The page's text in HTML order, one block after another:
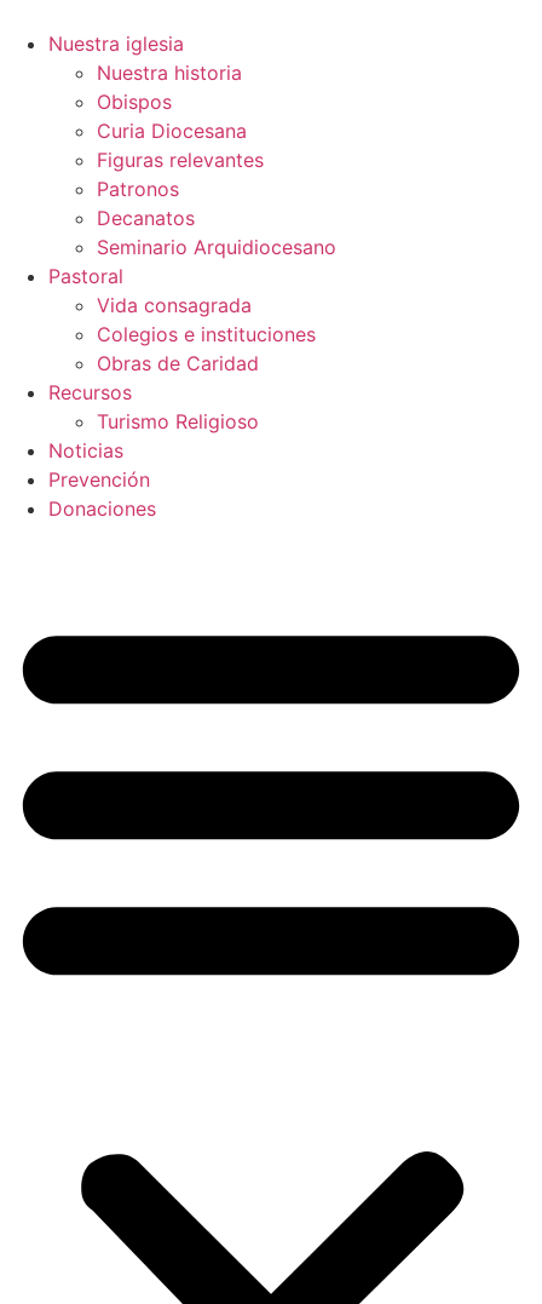
contenido
Nuestra iglesia
Nuestra historia
Obispos
Curia Diocesana
Figuras relevantes
Patronos
Decanatos
Seminario Arquidiocesano
Pastoral
Vida consagrada
Colegios e instituciones
Obras de Caridad
Recursos
Turismo Religioso
Noticias
Prevención
Donaciones